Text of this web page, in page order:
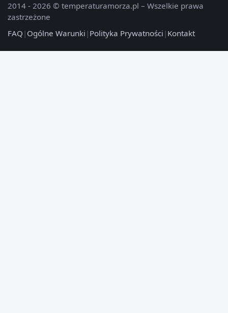
2014 - 2026 © temperaturamorza.pl – Wszelkie prawa
zastrzeżone
FAQ | Ogólne Warunki | Polityka Prywatności | Kontakt